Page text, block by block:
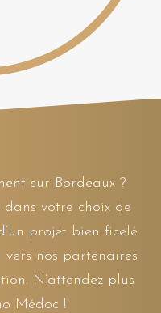
sur Bordeaux ?
dans votre choix de
projet bien ficelé
vers nos partenaires
N’attendez plus
Médoc !